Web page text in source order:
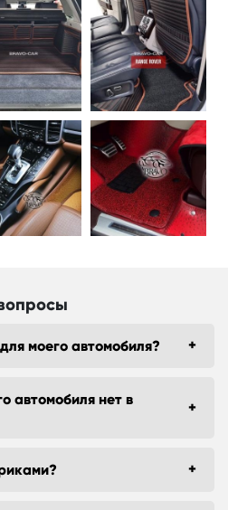
моего автомобиля?
автомобиля нет в